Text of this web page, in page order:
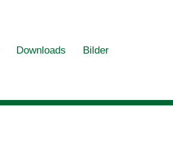
Downloads Bilder